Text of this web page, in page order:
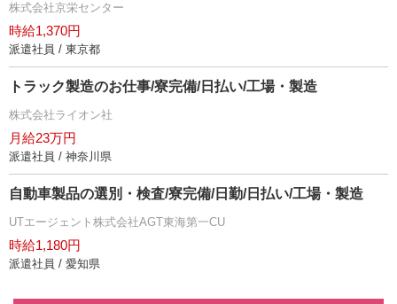
株式会社京栄センター
時給1,370円
派遣社員 / 東京都
トラック製造のお仕事/寮完備/日払い/工場・製造
株式会社ライオン社
月給23万円
派遣社員 / 神奈川県
自動車製品の選別・検査/寮完備/日勤/日払い/工場・製造
UTエージェント株式会社AGT東海第一CU
時給1,180円
派遣社員 / 愛知県